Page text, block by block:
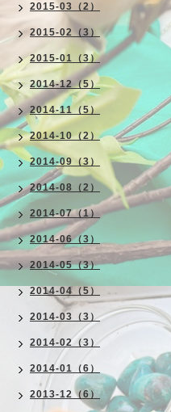
2015-03（2）
2015-02（3）
2015-01（3）
2014-12（5）
2014-11（5）
2014-10（2）
2014-09（3）
2014-08（2）
2014-07（1）
2014-06（3）
2014-05（3）
2014-04（5）
2014-03（3）
2014-02（3）
2014-01（6）
2013-12（6）